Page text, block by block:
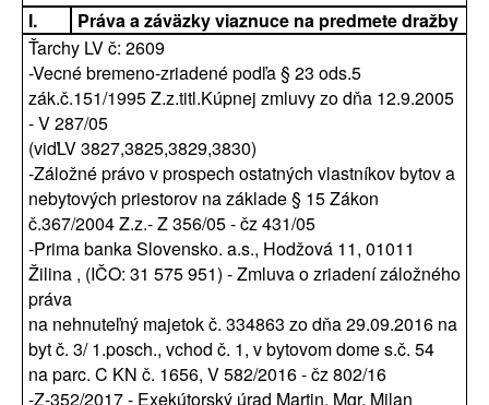
I.
Práva a záväzky viaznuce na predmete dražby
Ťarchy LV č: 2609
-Vecné bremeno-zriadené podľa § 23 ods.5
zák.č.151/1995 Z.z.titl.Kúpnej zmluvy zo dňa 12.9.2005
- V 287/05
(viďLV 3827,3825,3829,3830)
-Záložné právo v prospech ostatných vlastníkov bytov a
nebytových priestorov na základe § 15 Zákon
č.367/2004 Z.z.- Z 356/05 - čz 431/05
-Prima banka Slovensko. a.s., Hodžová 11, 01011
Žilina , (IČO: 31 575 951) - Zmluva o zriadení záložného
práva
na nehnuteľný majetok č. 334863 zo dňa 29.09.2016 na
byt č. 3/ 1.posch., vchod č. 1, v bytovom dome s.č. 54
na parc. C KN č. 1656, V 582/2016 - čz 802/16
-Z-352/2017 - Exekútorský úrad Martin, Mgr. Milan